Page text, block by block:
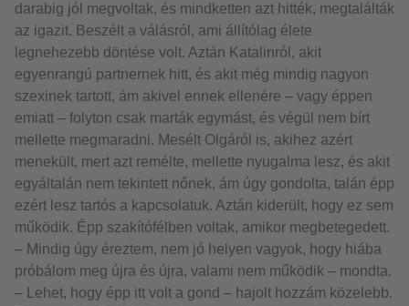
darabig jól megvoltak, és mindketten azt hitték, megtalálták
az igazit. Beszélt a válásról, ami állítólag élete
legnehezebb döntése volt. Aztán Katalinról, akit
egyenrangú partnernek hitt, és akit még mindig nagyon
szexinek tartott, ám akivel ennek ellenére – vagy éppen
emiatt – folyton csak marták egymást, és végül nem bírt
mellette megmaradni. Mesélt Olgáról is, akihez azért
menekült, mert azt remélte, mellette nyugalma lesz, és akit
egyáltalán nem tekintett nőnek, ám úgy gondolta, talán épp
ezért lesz tartós a kapcsolatuk. Aztán kiderült, hogy ez sem
működik. Épp szakítófélben voltak, amikor megbetegedett.
– Mindig úgy éreztem, nem jó helyen vagyok, hogy hiába
próbálom meg újra és újra, valami nem működik – mondta.
– Lehet, hogy épp itt volt a gond – hajolt hozzám közelebb.